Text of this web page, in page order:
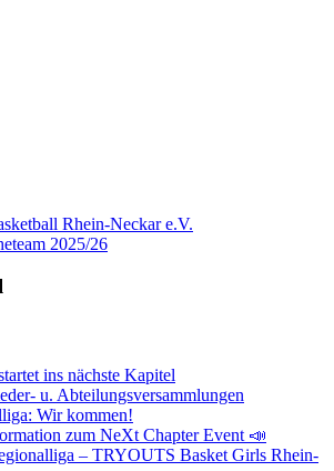
Rhein-Neckar e.V.
2025/26
ins nächste Kapitel
u. Abteilungsversammlungen
Wir kommen!
zum NeXt Chapter Event 📣
– TRYOUTS Basket Girls Rhein-